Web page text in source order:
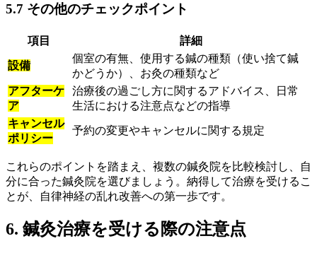
5.7 その他のチェックポイント
項目 詳細
設備
個室の有無、使用する鍼の種類（使い捨て鍼
かどうか）、お灸の種類など
アフターケ
ア
治療後の過ごし方に関するアドバイス、日常
生活における注意点などの指導
キャンセル
ポリシー
予約の変更やキャンセルに関する規定
これらのポイントを踏まえ、複数の鍼灸院を比較検討し、自
分に合った鍼灸院を選びましょう。納得して治療を受けるこ
とが、自律神経の乱れ改善への第一歩です。
6. 鍼灸治療を受ける際の注意点